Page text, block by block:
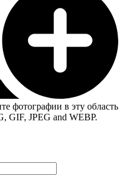
фотографии в эту область
GIF, JPEG and WEBP.